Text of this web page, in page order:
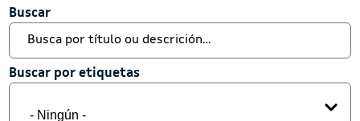
Buscar
Buscar
Buscar por etiquetas
Buscar por etiquetas